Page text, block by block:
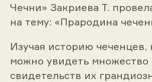
Чечни» Закриева Т.
на тему: «Прародина
Изучая историю чеченцев,
можно увидеть множество
свидетельств их